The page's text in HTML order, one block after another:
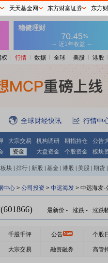
权 行情 数据 全球 美股 港股
全球财经快讯 行情中
大宗交易 机构调研 期指持仓
公告
资金 大盘资金 个股资金 板块
板块 排行 新股 基金 港股 美股 期货
中心 > 公司投资 > 中远海发 > 中远海发-
最新价 - 涨跌 - 涨跌
千股千评 公告 个股
大宗交易 融资融券 高管
天天基金网 东方财富证券 东方